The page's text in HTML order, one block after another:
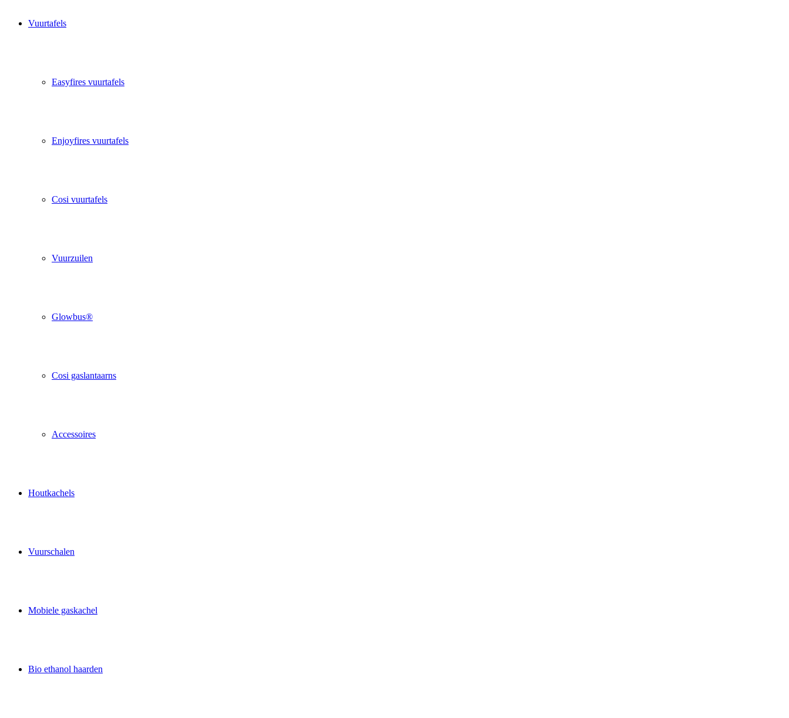
Vuurtafels
Easyfires vuurtafels
Enjoyfires vuurtafels
Cosi vuurtafels
Vuurzuilen
Glowbus®
Cosi gaslantaarns
Accessoires
Houtkachels
Vuurschalen
Mobiele gaskachel
Bio ethanol haarden